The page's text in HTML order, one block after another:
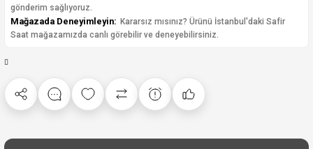
gönderim sağlıyoruz.
Mağazada Deneyimleyin: Kararsız mısınız? Ürünü İstanbul'daki Safir
Saat mağazamızda canlı görebilir ve deneyebilirsiniz.